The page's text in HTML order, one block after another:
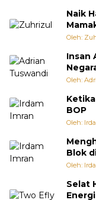
Naik
Oleh:
Insan
Oleh:
BOP
Oleh:
Blok
Oleh:
Selat